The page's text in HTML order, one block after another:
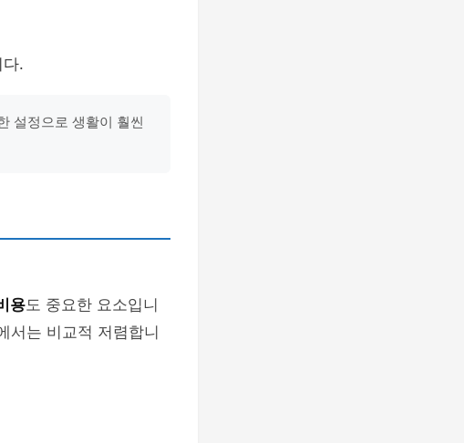
.
설정으로 생활이 훨씬
용도 중요한 요소입니
서는 비교적 저렴합니